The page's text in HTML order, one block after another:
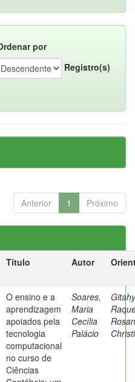
por
Registro(s)
Anterior 1 Próximo
Título Autor
O ensino e a
aprendizagem
apoiados pela
tecnologia
computacional
no curso de
Ciências
Soares,
Maria
Cecília
Palácio
Rosan